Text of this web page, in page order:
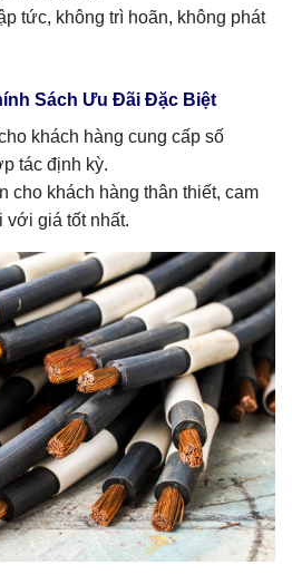
tức, không trì hoãn, không phát
Sách Ưu Đãi Đặc Biệt
khách hàng cung cấp số
tác định kỳ.
cho khách hàng thân thiết, cam
với giá tốt nhất.